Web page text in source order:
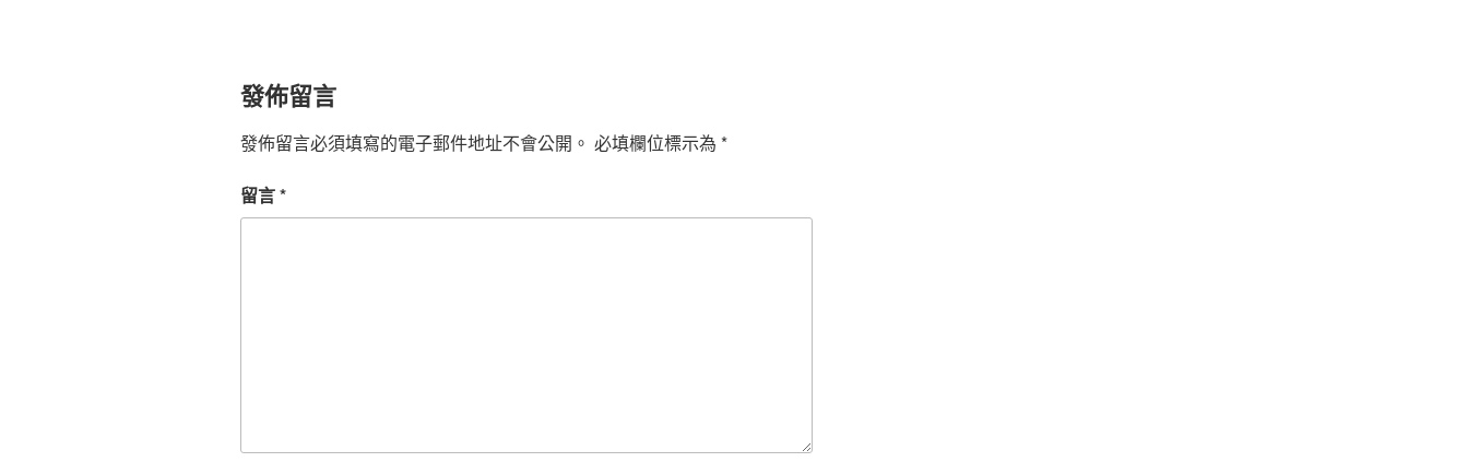
發佈留言
發佈留言必須填寫的電子郵件地址不會公開。 必填欄位標示為 *
留言*